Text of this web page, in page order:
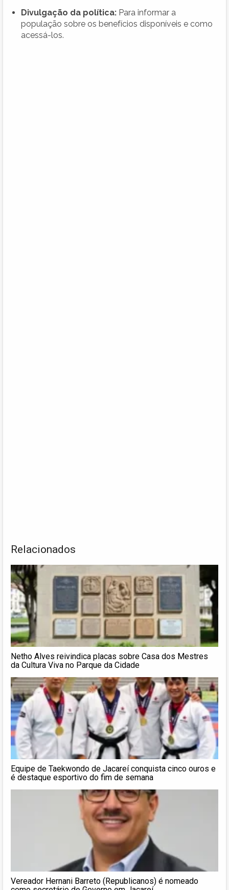
Divulgação da política: Para informar a
população sobre os benefícios disponíveis e como
acessá-los.
Relacionados
Netho Alves reivindica placas sobre Casa dos Mestres
da Cultura Viva no Parque da Cidade
Equipe de Taekwondo de Jacareí conquista cinco ouros e
é destaque esportivo do fim de semana
Vereador Hernani Barreto (Republicanos) é nomeado